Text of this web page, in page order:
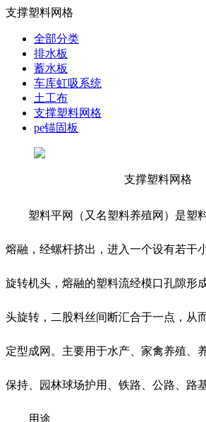
支撑塑料网格
全部分类
排水板
蓄水板
车库虹吸系统
土工布
支撑塑料网格
pe锚固板
支撑塑料网格
塑料平网（又名塑料养殖网）是塑
熔融，经螺杆挤出，进入一个设有若干
旋转机头，熔融的塑料流经模口孔隙形
头旋转，二股料丝间断汇合于一点，从
定型成网。主要用于水产、家禽养殖、
保持、园林球场护用、铁路、公路、路
用途